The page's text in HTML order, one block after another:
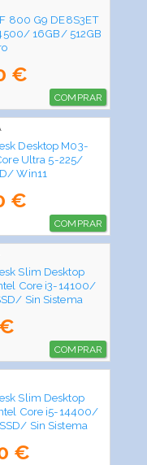
800 G9 DE8S3ET
16GB/ 512GB
€
COMPRAR
Desktop M03-
Ultra 5-225/
Win11
€
COMPRAR
Slim Desktop
Core i3-14100/
Sin Sistema
COMPRAR
Slim Desktop
Core i5-14400/
Sin Sistema
€